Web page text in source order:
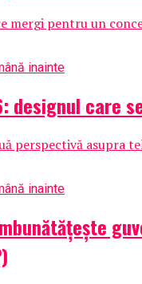
mergi pentru un
inainte
designul care
perspectivă asupra
inainte